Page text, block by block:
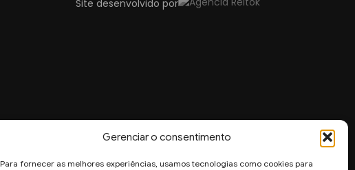
Gerenciar o consentimento
Para fornecer as melhores experiências, usamos tecnologias como cookies para
Site desenvolvido por